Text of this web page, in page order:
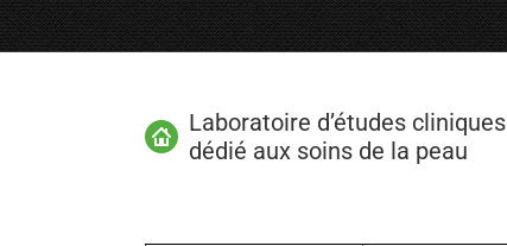
Laboratoire d’études cliniques
dédié aux soins de la peau